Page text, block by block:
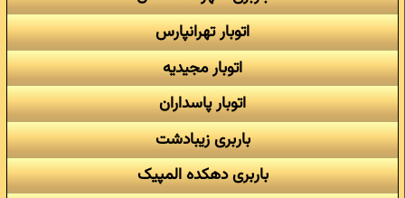
اتوبار تهرانپارس
اتوبار مجیدیه
اتوبار پاسداران
باربری زیبادشت
باربری دهکده المپیک